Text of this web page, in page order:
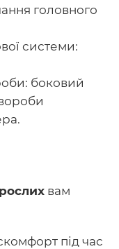
головного
системи:
боковий
вам
під час